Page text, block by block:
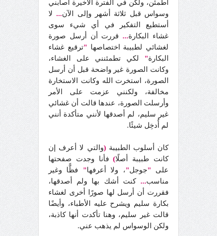
أطمئن، ولكن في الفترة الأخيرة أصابني
وسواس قبل ثلاثة أشهر وإلى الآن...لا
أستطيع التفكير في أي شيء سوى
غشاء البكارة...قررت أن أرسل صورة
لغشائي لطبيبة اختصاصها "ترقيع غشاء
البكارة" لكي تطمئنني على الغشاء،
وكانت الصورة غير واضحة قبل أن أرسل
الصورة، استخرت الله وكانت الاستخارة
مخالفة، ولكنني عزمت على الأمر
وأرسلت الصورة، عندها قالت أن غشائي
غير سليم، لم أصدقها لأنني متأكدة أنني
لم أُدخِل شيئًا.
كان أسلوب الطبيبة(والتي لا أعرف إن
كانت طبيبة أصلًا)فأنا وجدت صفحتها
على "جوجل"، ولا أعرفها" فظًّا وغير
مناسب... كنت أشك بها ولم أصدقها،
فقررت أن أرسل لها صورًا أخرى لغشاء
بكارة سليم ويشرح عليه الأطباء، وأيضًا
قالت غير سليم، وهنا تأكدت أنها كاذبة،
ولكن الوسواس لم يذهب عني.